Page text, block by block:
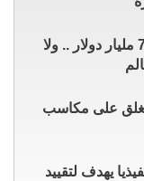
ماسك يخسر 756.3 مليار دولار .. ولا
تغلق على مكاسب
يهدف لتقييد